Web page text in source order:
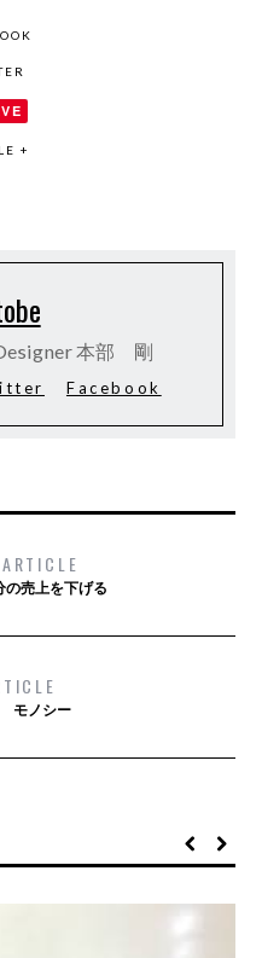
+
本部 剛
Facebook
の売上を下げる
モノシー